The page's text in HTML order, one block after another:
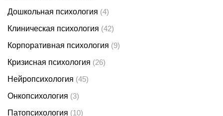
Дошкольная психология (4)
Клиническая психология (42)
Корпоративная психология (9)
Кризисная психология (26)
Нейропсихология (45)
Онкопсихология (3)
Патопсихология (10)